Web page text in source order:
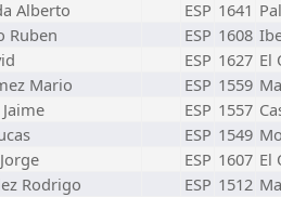
Alberto ESP 1641
Ruben ESP 1608
ESP 1627 El
Mario ESP 1559
ESP 1557
ESP 1549
ESP 1607 El
Rodrigo ESP 1512